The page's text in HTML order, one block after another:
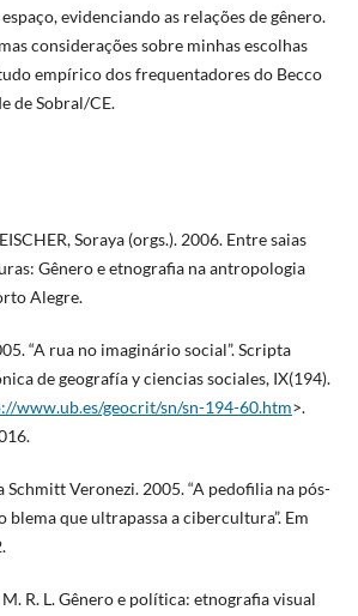
evidenciando as relações de gênero.
considerações sobre minhas escolhas
empírico dos frequentadores do Becco
de Sobral/CE.
Soraya (orgs.). 2006. Entre saias
Gênero e etnografia na antropologia
Alegre.
“A rua no imaginário social”. Scripta
de geografía y ciencias sociales, IX(194).
www.ub.es/geocrit/sn/sn-194-60.htm>.
Schmitt Veronezi. 2005. “A pedofilia na pós-
que ultrapassa a cibercultura”. Em
R. L. Gênero e política: etnografia visual